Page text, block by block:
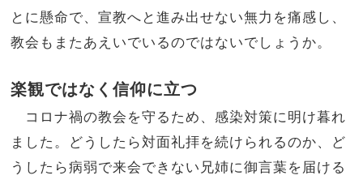
とに懸命で、宣教へと進み出せない無力を痛感し、
教会もまたあえいでいるのではないでしょうか。
楽観ではなく信仰に立つ
コロナ禍の教会を守るため、感染対策に明け暮れ
ました。どうしたら対面礼拝を続けられるのか、ど
うしたら病弱で来会できない兄姉に御言葉を届ける